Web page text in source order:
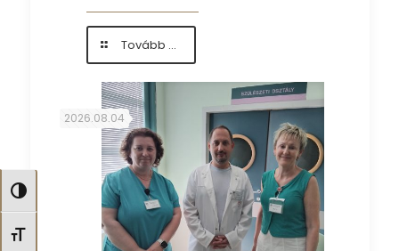
Nagy kontraszt váltása
Betűméret váltása
Tovább ...-
Biztonságban
a
vízparton!
2026.08.04